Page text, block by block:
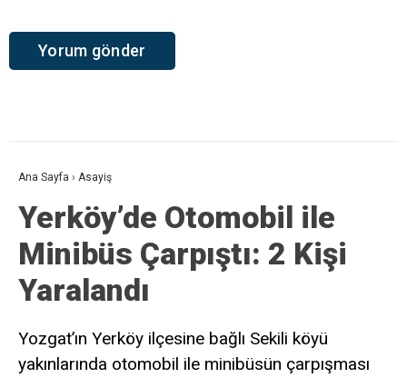
Ana Sayfa › Asayiş
Yerköy’de Otomobil ile
Minibüs Çarpıştı: 2 Kişi
Yaralandı
Yozgat’ın Yerköy ilçesine bağlı Sekili köyü
yakınlarında otomobil ile minibüsün çarpışması